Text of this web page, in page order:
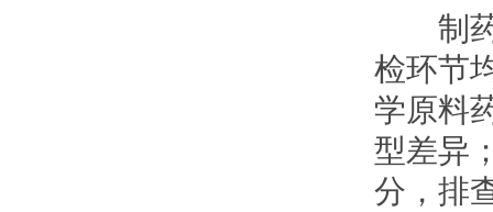
制药
检环节
学原料
型差异
分，排